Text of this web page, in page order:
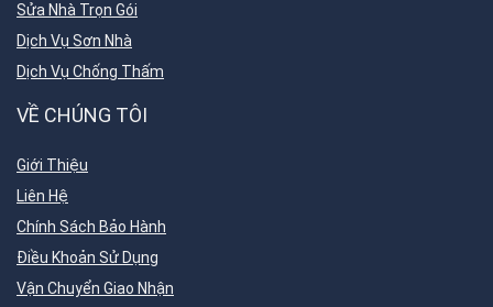
Sửa Nhà Trọn Gói
Dịch Vụ Sơn Nhà
Dịch Vụ Chống Thấm
VỀ CHÚNG TÔI
Giới Thiệu
Liên Hệ
Chính Sách Bảo Hành
Điều Khoản Sử Dụng
Vận Chuyển Giao Nhận